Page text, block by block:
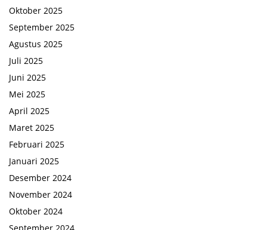
Oktober 2025
September 2025
Agustus 2025
Juli 2025
Juni 2025
Mei 2025
April 2025
Maret 2025
Februari 2025
Januari 2025
Desember 2024
November 2024
Oktober 2024